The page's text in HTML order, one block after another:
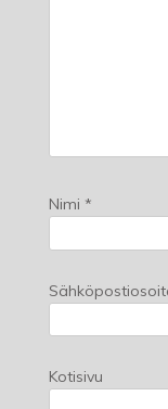
Nimi *
Kotisivu